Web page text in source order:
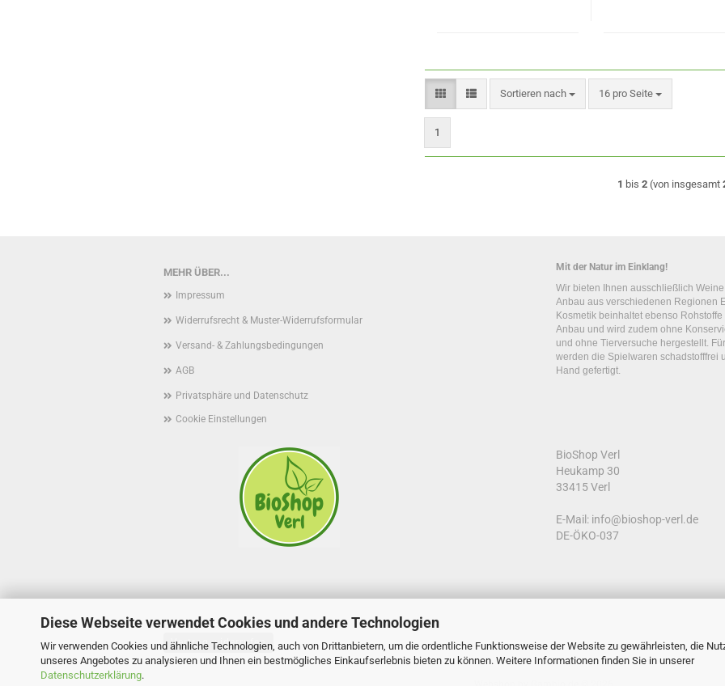
Diese Webseite verwendet Cookies und andere Technologien
Wir verwenden Cookies und ähnliche Technologien, auch von Drittanbietern, um die ordentliche Funktionsweise der Website zu gewährleisten, die
unseres Angebotes zu analysieren und Ihnen ein bestmögliches Einkaufserlebnis bieten zu können. Weitere Informationen finden Sie in unserer
Datenschutzerklärung.
Sortieren nach
Sortieren nach 16 pro Seite
pro Seite
1
1 bis 2(von insgesamt
MEHR ÜBER...
Impressum
Widerrufsrecht & Muster-Widerrufsformular
Versand- & Zahlungsbedingungen
AGB
Privatsphäre und Datenschutz
Cookie Einstellungen
Mit der Natur im Einklang!
Wir bieten Ihnen ausschließlich
Anbau aus verschiedenen Regionen
Kosmetik beinhaltet ebenso
Anbau und wird zudem ohne
und ohne Tierversuche hergestellt.
werden die Spielwaren schadstofffrei
Hand gefertigt.
BioShop Verl
Heukamp 30
33415 Verl
E-Mail: info@bioshop-verl.de
DE-ÖKO-037
Vertrag widerrufen